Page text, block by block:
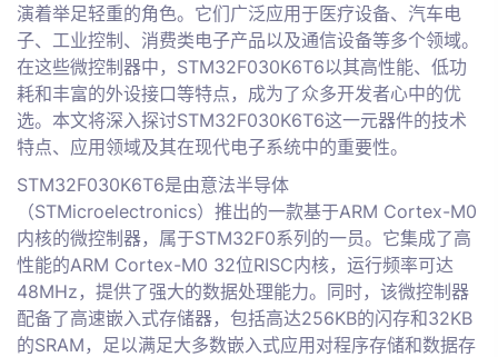
演着举足轻重的角色。它们广泛应用于医疗设备、汽车电
子、工业控制、消费类电子产品以及通信设备等多个领域。
在这些微控制器中，STM32F030K6T6以其高性能、低功
耗和丰富的外设接口等特点，成为了众多开发者心中的优
选。本文将深入探讨STM32F030K6T6这一元器件的技术
特点、应用领域及其在现代电子系统中的重要性。
STM32F030K6T6是由意法半导体
（STMicroelectronics）推出的一款基于ARM Cortex-M0
内核的微控制器，属于STM32F0系列的一员。它集成了高
性能的ARM Cortex-M0 32位RISC内核，运行频率可达
48MHz，提供了强大的数据处理能力。同时，该微控制器
配备了高速嵌入式存储器，包括高达256KB的闪存和32KB
的SRAM，足以满足大多数嵌入式应用对程序存储和数据存